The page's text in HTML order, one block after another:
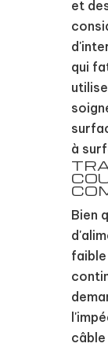
et
qui
à
Bien